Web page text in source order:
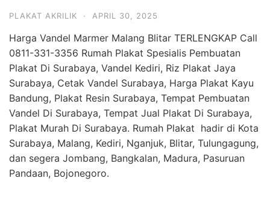
PLAKAT AKRILIK · APRIL 30, 2025
Harga Vandel Marmer Malang Blitar TERLENGKAP Call
0811-331-3356 Rumah Plakat Spesialis Pembuatan
Plakat Di Surabaya, Vandel Kediri, Riz Plakat Jaya
Surabaya, Cetak Vandel Surabaya, Harga Plakat Kayu
Bandung, Plakat Resin Surabaya, Tempat Pembuatan
Vandel Di Surabaya, Tempat Jual Plakat Di Surabaya,
Plakat Murah Di Surabaya. Rumah Plakat hadir di Kota
Surabaya, Malang, Kediri, Nganjuk, Blitar, Tulungagung,
dan segera Jombang, Bangkalan, Madura, Pasuruan
Pandaan, Bojonegoro.